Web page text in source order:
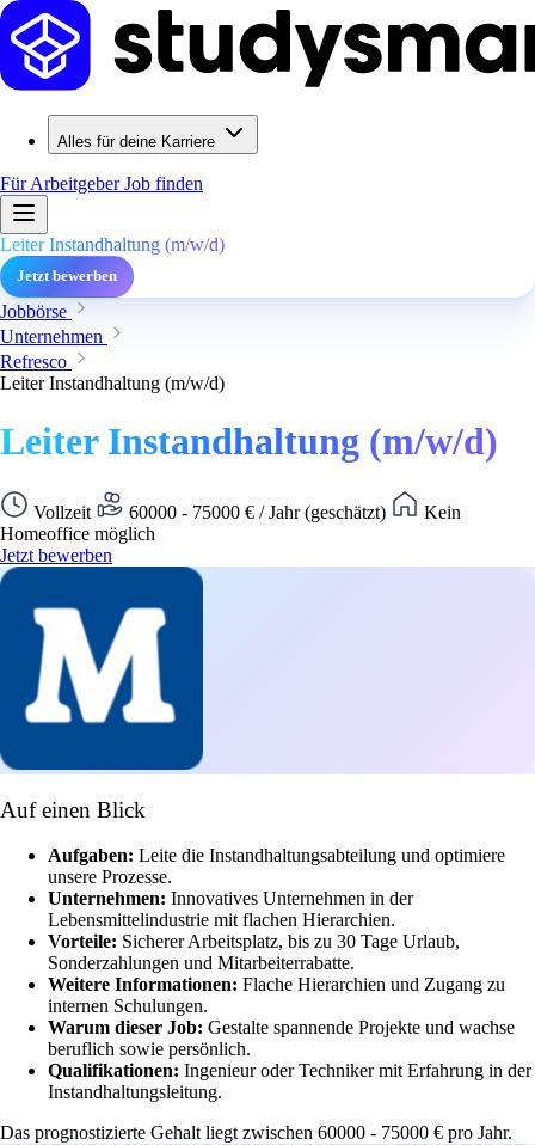
Alles für deine Karriere
Für ArbeitgeberJob finden
Leiter Instandhaltung (m/w/d)
Jetzt bewerben
Jobbörse
Unternehmen
Refresco
Leiter Instandhaltung (m/w/d)
Leiter Instandhaltung (m/w/d)
Vollzeit 60000 - 75000 € / Jahr (geschätzt)
Kein
Homeoffice möglich
Jetzt bewerben
Auf einen Blick
Aufgaben: Leite die Instandhaltungsabteilung und optimiere
unsere Prozesse.
Unternehmen: Innovatives Unternehmen in der
Lebensmittelindustrie mit flachen Hierarchien.
Vorteile: Sicherer Arbeitsplatz, bis zu 30 Tage Urlaub,
Sonderzahlungen und Mitarbeiterrabatte.
Weitere Informationen: Flache Hierarchien und Zugang zu
internen Schulungen.
Warum dieser Job: Gestalte spannende Projekte und wachse
beruflich sowie persönlich.
Qualifikationen: Ingenieur oder Techniker mit Erfahrung in der
Instandhaltungsleitung.
Das prognostizierte Gehalt liegt zwischen 60000 - 75000 € pro Jahr.